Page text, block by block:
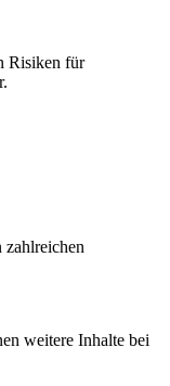
Risiken für
weitere Inhalte bei